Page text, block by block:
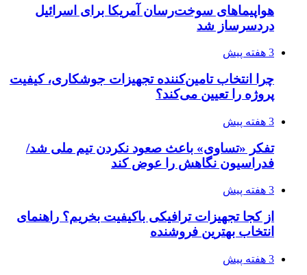
هواپیماهای سوخت‌رسان آمریکا برای اسرائیل
دردسرساز شد
3 هفته پیش
چرا انتخاب تامین‌کننده تجهیزات جوشکاری، کیفیت
پروژه را تعیین می‌کند؟
3 هفته پیش
تفکر «تساوی» باعث صعود نکردن تیم ملی شد/
فدراسیون نگاهش را عوض کند
3 هفته پیش
از کجا تجهیزات ترافیکی باکیفیت بخریم؟ راهنمای
انتخاب بهترین فروشنده
3 هفته پیش